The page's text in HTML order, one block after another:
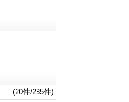
(20件/235件)